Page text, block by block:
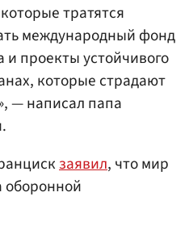
тратятся
международный фонд
проекты устойчивого
которые страдают
— написал папа
заявил, что мир
оборонной